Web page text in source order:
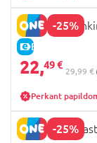
-25%
E-KAINA
PLAY DOH
22,49 €
29,99 €
Perkant
-25%
PLAY DOH